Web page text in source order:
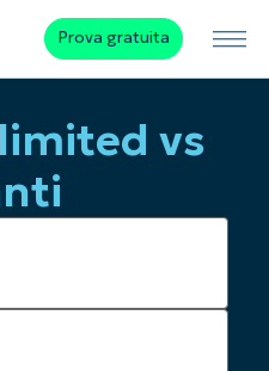
Prova gratuita
vs